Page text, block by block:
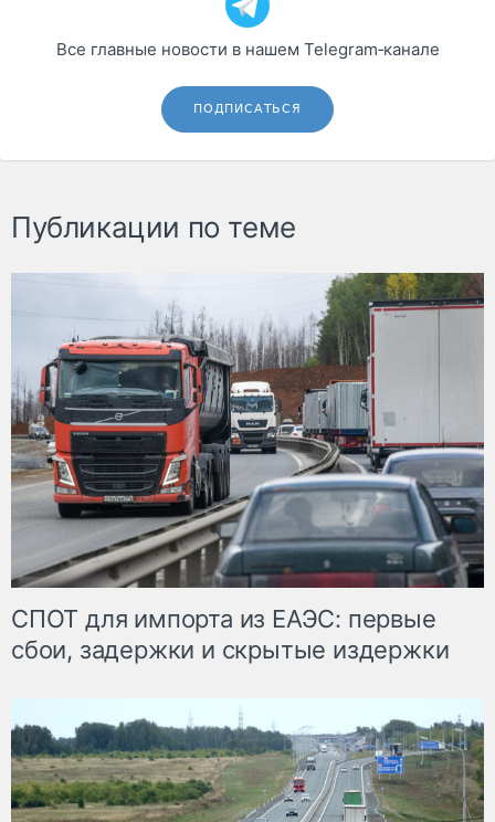
Все главные новости в нашем Telegram‑канале
ПОДПИСАТЬСЯ
Публикации по теме
СПОТ для импорта из ЕАЭС: первые
сбои, задержки и скрытые издержки